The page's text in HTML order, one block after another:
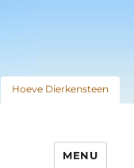
MENU
Hoeve Dierkensteen